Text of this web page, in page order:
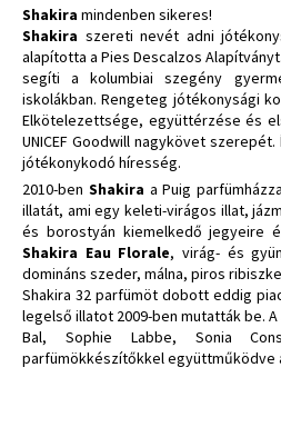
Shakira mindenben sikeres!
Shakira szereti nevét adni
alapította a Pies Descalzos
segíti a kolumbiai szegény
iskolákban. Rengeteg jótékonysági
Elkötelezettsége, együttérzése és
UNICEF Goodwill nagykövet
jótékonykodó híresség.
2010-ben Shakira a Puig
illatát, ami egy keleti-virágos illat,
és borostyán kiemelkedő jegyeire
Shakira Eau Florale, virág- és
domináns szeder, málna, piros
Shakira 32 parfümöt dobott eddig
legelső illatot 2009-ben mutatták be. A
Bal, Sophie Labbe, Sonia
parfümökkészítőkkel együttműködve